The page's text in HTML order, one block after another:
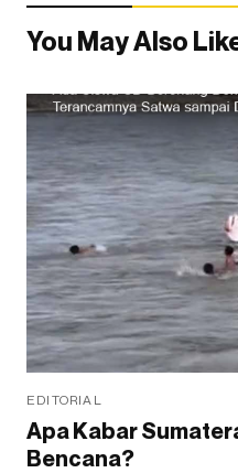
You May Also
EDITORIAL
Apa Kabar
Bencana?